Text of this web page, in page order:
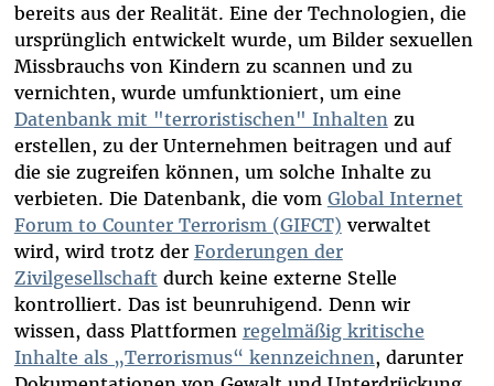
bereits aus der Realität. Eine der Technologien, die
ursprünglich entwickelt wurde, um Bilder sexuellen
Missbrauchs von Kindern zu scannen und zu
vernichten, wurde umfunktioniert, um eine
Datenbank mit "terroristischen" Inhalten zu
erstellen, zu der Unternehmen beitragen und auf
die sie zugreifen können, um solche Inhalte zu
verbieten. Die Datenbank, die vom Global Internet
Forum to Counter Terrorism (GIFCT) verwaltet
wird, wird trotz der Forderungen der
Zivilgesellschaft durch keine externe Stelle
kontrolliert. Das ist beunruhigend. Denn wir
wissen, dass Plattformen regelmäßig kritische
Inhalte als „Terrorismus“ kennzeichnen, darunter